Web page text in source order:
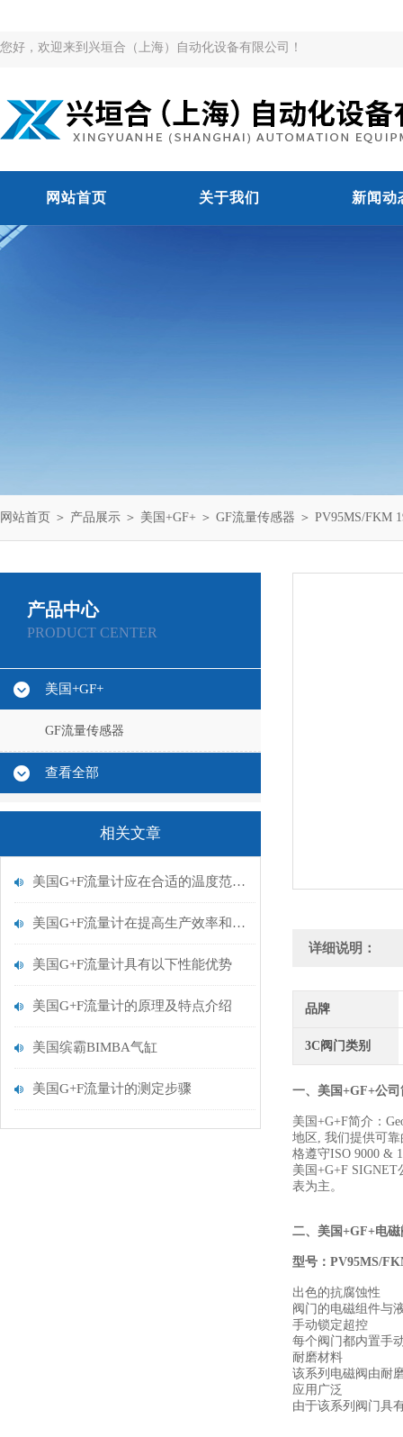
您好，欢迎来到兴垣合（上海）自动化设备有限公司！
网站首页 关于我们 新闻动
网站首页 ＞ 产品展示 ＞ 美国+GF+ ＞ GF流量传感器 ＞ PV95MS/FKM
产品中心
PRODUCT CENTER
美国+GF+
GF流量传感器
查看全部
相关文章
美国G+F流量计应在合适的温度范围内使用
美国G+F流量计在提高生产效率和质量方面的重要作用
美国G+F流量计具有以下性能优势
美国G+F流量计的原理及特点介绍
美国缤霸BIMBA气缸
美国G+F流量计的测定步骤
详细说明：
品牌
3C阀门类别
一、美国+GF+公司
美国+G+F简介：
地区, 我们提供可
格遵守ISO 9000 &
美国+G+F
表为主。
二、 美国+GF+电磁
型号：PV95MS/
出色的抗腐蚀性
阀门的电磁组件与
手动锁定超控
每个阀门都内置手
耐磨材料
该系列电磁阀由耐
应用广泛
由于该系列阀门具